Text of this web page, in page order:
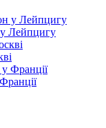
Лейпцигу